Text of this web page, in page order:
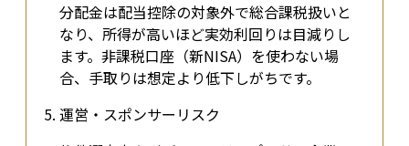
分配金は配当控除の対象外で総合課税扱いと
なり、所得が高いほど実効利回りは目減りし
ます。非課税口座（新NISA）を使わない場
合、手取りは想定より低下しがちです。
運営・スポンサーリスク